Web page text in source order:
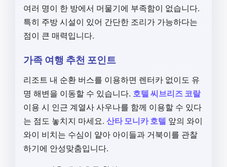
여러 명이 한 방에서 머물기에 부족함이 없습니다.
특히 주방 시설이 있어 간단한 조리가 가능하다는
점이 큰 매력입니다.
가족 여행 추천 포인트
리조트 내 순환 버스를 이용하면 렌터카 없이도 유
명 해변을 이동할 수 있습니다. 호텔 씨브리즈 코랄
이용 시 인근 계열사 사우나를 함께 이용할 수 있다
는 점도 놓치지 마세요. 산타 모니카 호텔 앞의 와이
와이 비치는 수심이 얕아 아이들과 거북이를 관찰
하기에 안성맞춤입니다.